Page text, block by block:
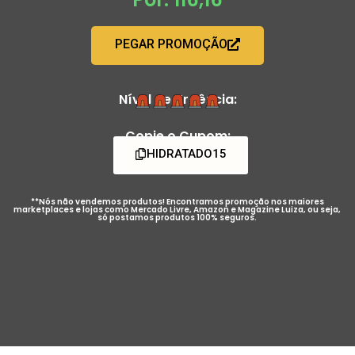
PEGAR PROMOÇÃO
Nível de Urgência:
Copie o Cupom:
HIDRATADO15
**Nós não vendemos produtos! Encontramos promoção nos maiores
marketplaces e lojas como Mercado Livre, Amazon e Magazine Luiza, ou seja,
só postamos produtos 100% seguros.